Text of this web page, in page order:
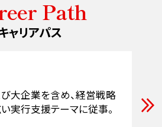
Path
ャリアパス
大企業を含め、経営戦略
実行支援テーマに従事。